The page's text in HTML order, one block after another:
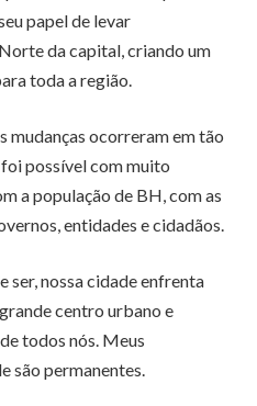
papel de levar
da capital, criando um
toda a região.
mudanças ocorreram em tão
possível com muito
a população de BH, com as
entidades e cidadãos.
ser, nossa cidade enfrenta
centro urbano e
todos nós. Meus
são permanentes.